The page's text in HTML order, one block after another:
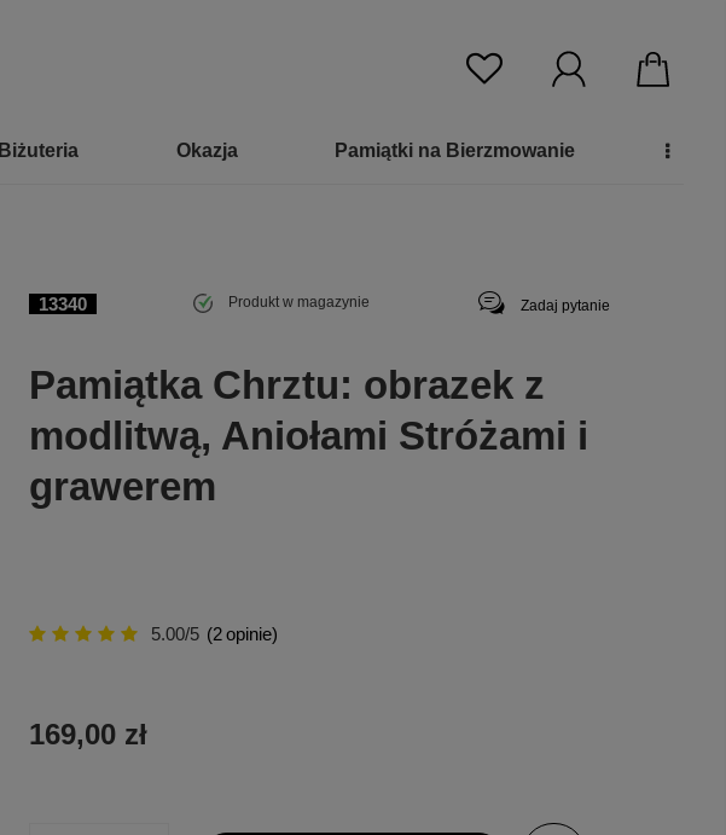
Biżuteria Okazja Pamiątki na Bierzmowanie
13340 Produkt w magazynie Zadaj pytanie
Pamiątka Chrztu: obrazek z
modlitwą, Aniołami Stróżami i
grawerem
5.00/5 (2opinie)
169,00 zł